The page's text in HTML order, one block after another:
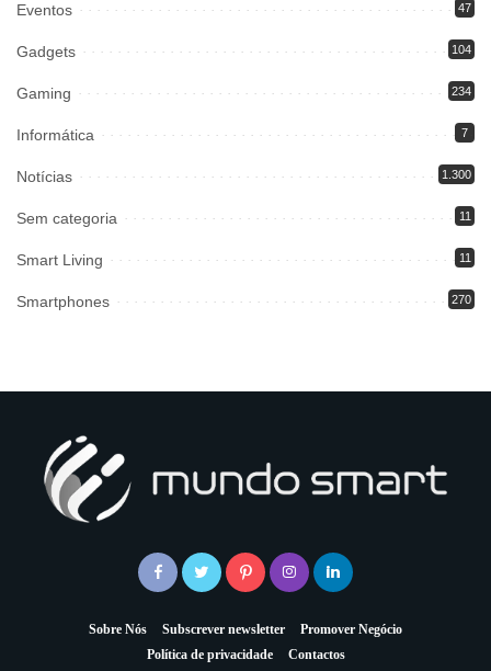
Eventos 47
Gadgets 104
Gaming 234
Informática 7
Notícias 1.300
Sem categoria 11
Smart Living 11
Smartphones 270
Sobre Nós Subscrever newsletter
Promover Negócio
Política de privacidade
Contactos